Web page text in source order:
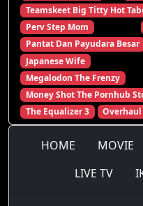
Teamskeet Big Titty Hot
Perv Step Mom
Pantat Dan Payudara Besar
Japanese Wife
Megalodon The Frenzy
Money Shot The Pornhub
The Equalizer 3
Overhaul
HOME MOVIE
LIVE TV